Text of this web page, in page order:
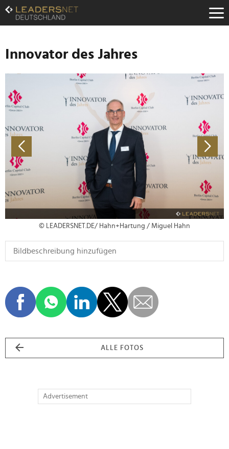
Zum
Inhalt
Zur
Navigation
Zur
Hauptnavigation
Innovator des Jahres
© LEADERSNET.DE/ Hahn+Hartung / Miguel Hahn
ALLE FOTOS
Advertisement